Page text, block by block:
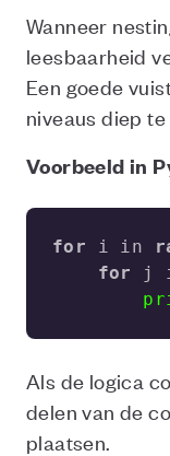
Wanneer
leesbaarheid
Een goede
niveaus diep
Voorbeeld in
for i in
for j
Als de logica
delen van de
plaatsen.